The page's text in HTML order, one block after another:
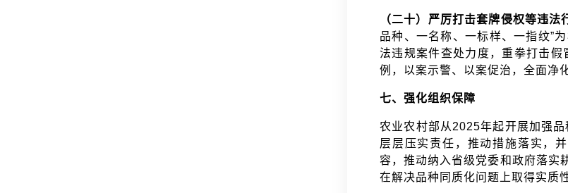
（二十）严厉打击套牌侵权等违法
品种、一名称、一标样、一指纹”
法违规案件查处力度，重拳打击
例，以案示警、以案促治，全面净
七、强化组织保障
农业农村部从2025年起开展加强
层层压实责任，推动措施落实，
容，推动纳入省级党委和政府落实
在解决品种同质化问题上取得实质